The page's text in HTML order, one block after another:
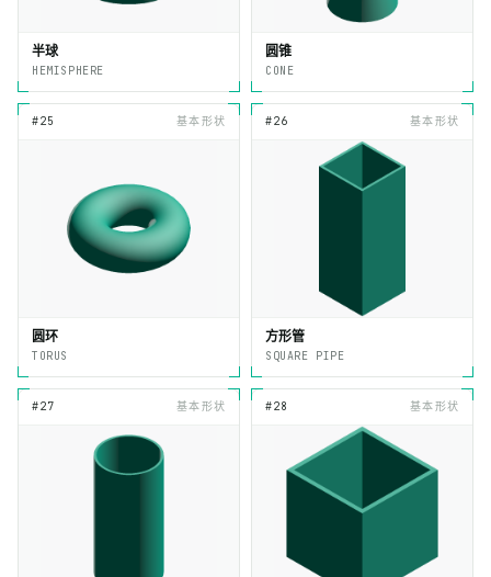
半球
HEMISPHERE
圆锥
CONE
#25 基本形状
圆环
TORUS
#26 基本形状
方形管
SQUARE PIPE
#27 基本形状 #28 基本形状